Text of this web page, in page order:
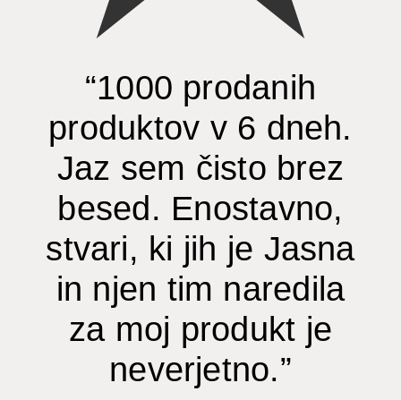
“1000 prodanih
produktov v 6 dneh.
Jaz sem čisto brez
besed. Enostavno,
stvari, ki jih je Jasna
in njen tim naredila
za moj produkt je
neverjetno.”